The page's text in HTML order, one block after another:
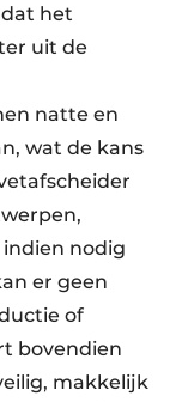
het
uit de
natte en
wat de kans
nodig
er geen
of
bovendien
makkelijk